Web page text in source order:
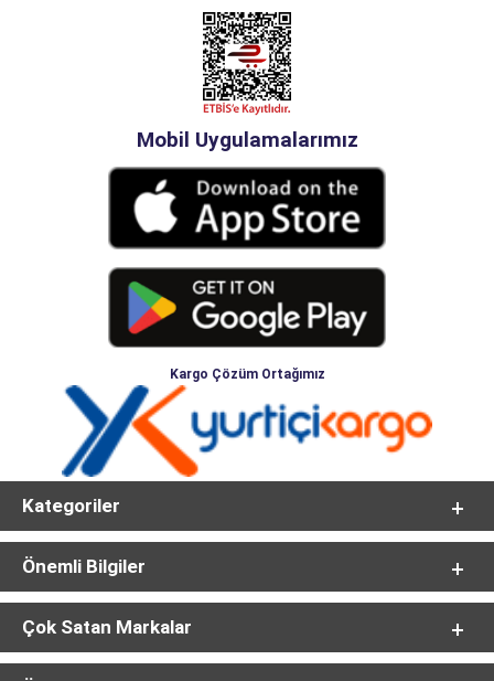
Mobil Uygulamalarımız
Kargo Çözüm Ortağımız
Kategoriler
Önemli Bilgiler
Çok Satan Markalar